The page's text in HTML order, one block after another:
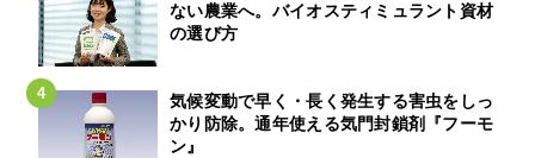
ない農業へ。バイオスティミュラント資材
の選び方
気候変動で早く・長く発生する害虫をしっ
かり防除。通年使える気門封鎖剤『フーモ
ン』